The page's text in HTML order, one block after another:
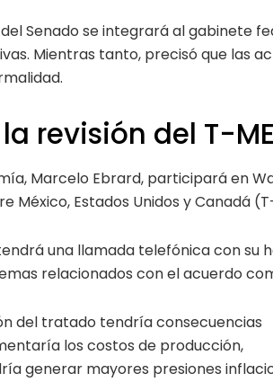
Senado se integrará al gabinete
Mientras tanto, precisó que las
revisión del T-
Marcelo Ebrard, participará en
México, Estados Unidos y Canadá
una llamada telefónica con su
relacionados con el acuerdo
del tratado tendría consecuencias
los costos de producción,
generar mayores presiones